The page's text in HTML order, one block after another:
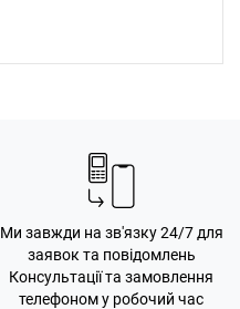
Ми завжди на зв'язку 24/7 для
заявок та повідомлень
Консультації та замовлення
телефоном у робочий час